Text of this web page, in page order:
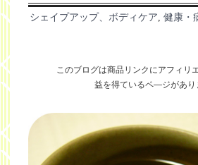
シェイプアップ、ボディケア, 健康・
このブログは商品リンクにアフィリ
益を得ているペ―ジがあり